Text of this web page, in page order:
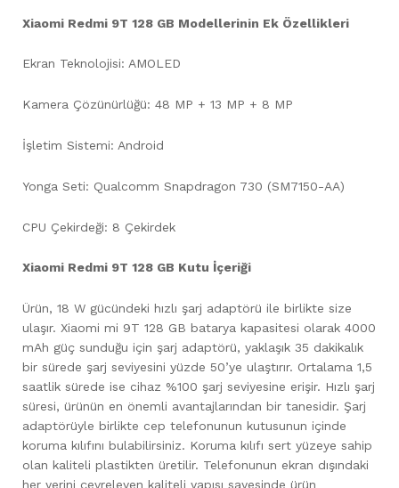
Xiaomi Redmi 9T 128 GB Modellerinin Ek Özellikleri
Ekran Teknolojisi: AMOLED
Kamera Çözünürlüğü: 48 MP + 13 MP + 8 MP
İşletim Sistemi: Android
Yonga Seti: Qualcomm Snapdragon 730 (SM7150-AA)
CPU Çekirdeği: 8 Çekirdek
Xiaomi Redmi 9T 128 GB Kutu İçeriği
Ürün, 18 W gücündeki hızlı şarj adaptörü ile birlikte size
ulaşır. Xiaomi mi 9T 128 GB batarya kapasitesi olarak 4000
mAh güç sunduğu için şarj adaptörü, yaklaşık 35 dakikalık
bir sürede şarj seviyesini yüzde 50’ye ulaştırır. Ortalama 1,5
saatlik sürede ise cihaz %100 şarj seviyesine erişir. Hızlı şarj
süresi, ürünün en önemli avantajlarından bir tanesidir. Şarj
adaptörüyle birlikte cep telefonunun kutusunun içinde
koruma kılıfını bulabilirsiniz. Koruma kılıfı sert yüzeye sahip
olan kaliteli plastikten üretilir. Telefonunun ekran dışındaki
her yerini çevreleyen kaliteli yapısı sayesinde ürün